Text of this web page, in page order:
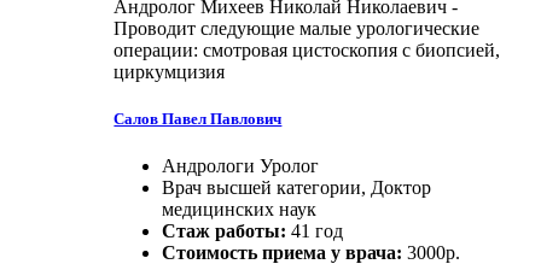
Андролог Михеев Николай Николаевич -
Проводит следующие малые урологические
операции: смотровая цистоскопия с биопсией,
циркумцизия
Салов Павел Павлович
Андрологи Уролог
Врач высшей категории, Доктор
медицинских наук
Стаж работы:41 год
Стоимость приема у врача:3000р.